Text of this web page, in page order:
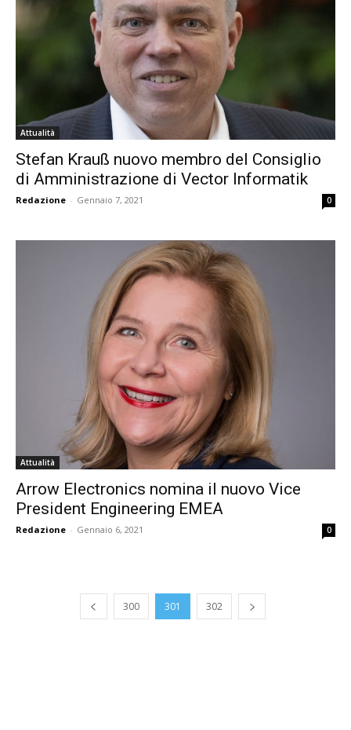
Attualità
Stefan Krauß nuovo membro del Consiglio
di Amministrazione di Vector Informatik
Redazione - Gennaio 7, 2021 0
Attualità
Arrow Electronics nomina il nuovo Vice
President Engineering EMEA
Redazione - Gennaio 6, 2021 0
300 301 302